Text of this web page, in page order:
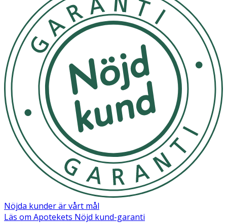
Nöjda kunder är vårt mål
Läs om Apotekets Nöjd kund-garanti